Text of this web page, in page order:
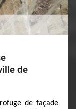
de
de façade